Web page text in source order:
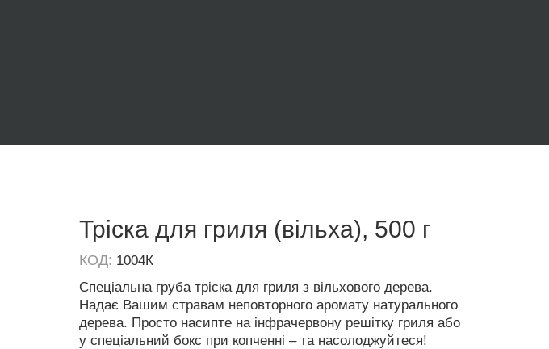
Тріска для гриля (вільха), 500 г
КОД: 1004К
Спеціальна груба тріска для гриля з вільхового дерева.
Надає Вашим стравам неповторного аромату натурального
дерева. Просто насипте на інфрачервону решітку гриля або
у спеціальний бокс при копченні – та насолоджуйтеся!